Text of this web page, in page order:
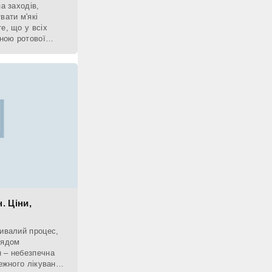
заходів,
м'які
що у всіх
ротової
Ціни,
процес,
– небезпечна
лікування